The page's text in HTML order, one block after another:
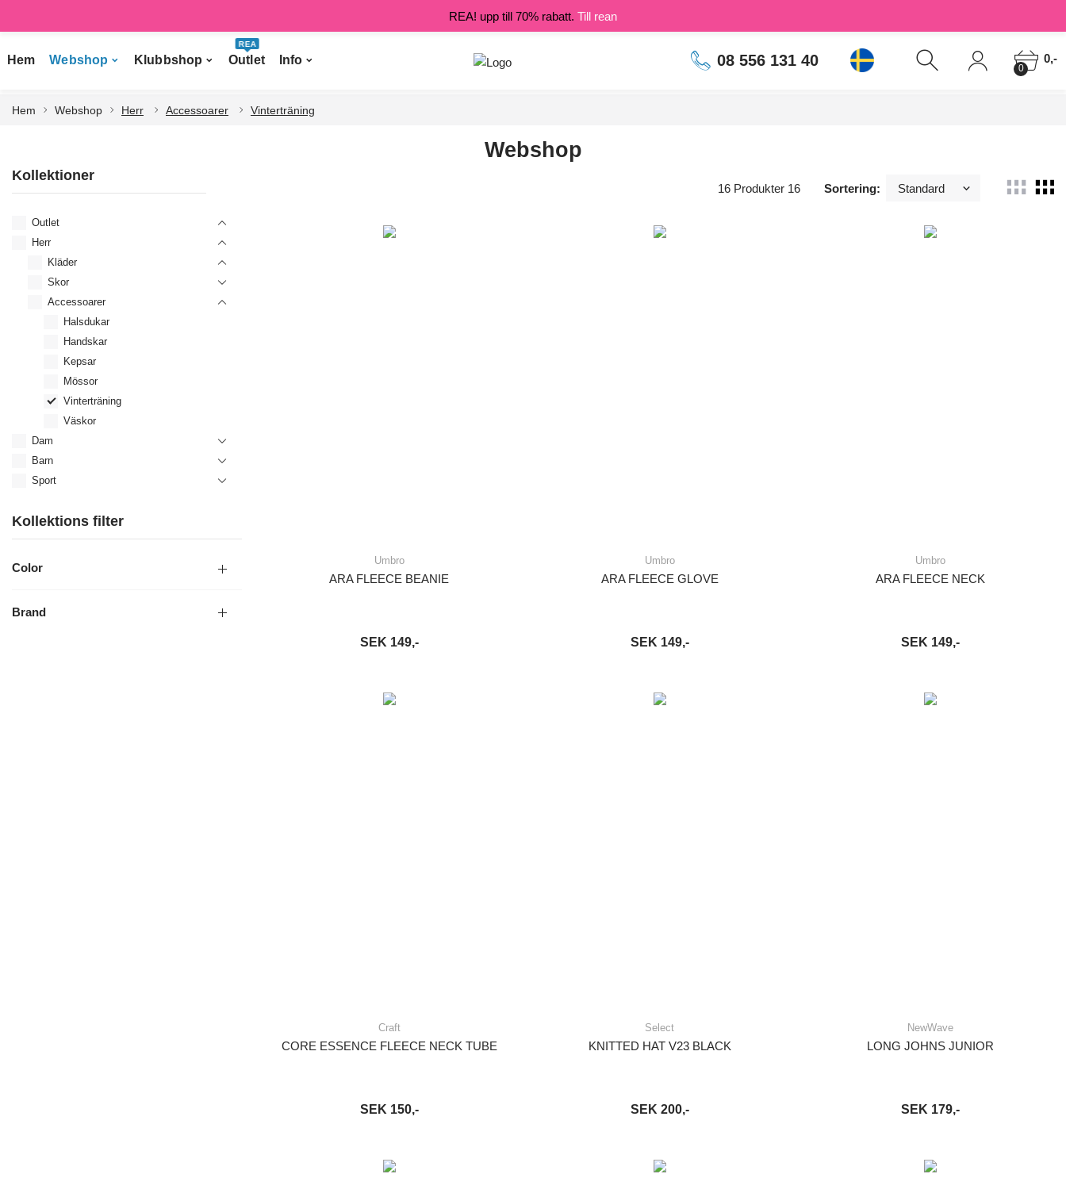
Hem Webshop Klubbshop Outlet
REA
Info 08 556 131 40 0
0,-
REA! upp till 70% rabatt. Till rean
Hem Webshop Herr Accessoarer Vinterträning
Webshop
16 Produkter 16 Sortering:
Kollektioner
Outlet
Herr
Kläder
Skor
Accessoarer
Halsdukar
Handskar
Kepsar
Mössor
Vinterträning
Väskor
Dam
Barn
Sport
Kollektions filter
Color
Brand
Umbro
ARA FLEECE BEANIE
SEK 149,-
Umbro
ARA FLEECE GLOVE
SEK 149,-
Umbro
ARA FLEECE NECK
SEK 149,-
Craft
CORE ESSENCE FLEECE NECK TUBE
SEK 150,-
Select
KNITTED HAT V23 BLACK
SEK 200,-
NewWave
LONG JOHNS JUNIOR
SEK 179,-